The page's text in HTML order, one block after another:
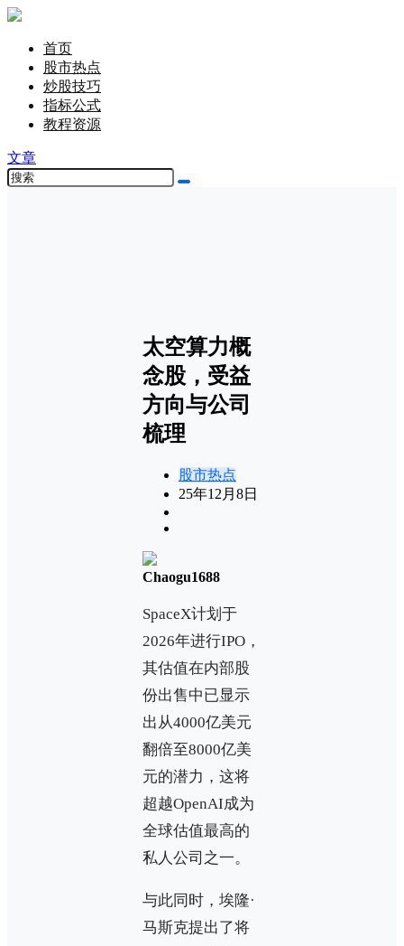
首页
股市热点
炒股技巧
指标公式
教程资源
文章
太空算力概
念股，受益
方向与公司
梳理
股市热点
25年12月8日
Chaogu1688
SpaceX计划于
2026年进行IPO，
其估值在内部股
份出售中已显示
出从4000亿美元
翻倍至8000亿美
元的潜力，这将
超越OpenAI成为
全球估值最高的
私人公司之一。
与此同时，埃隆·
马斯克提出了将